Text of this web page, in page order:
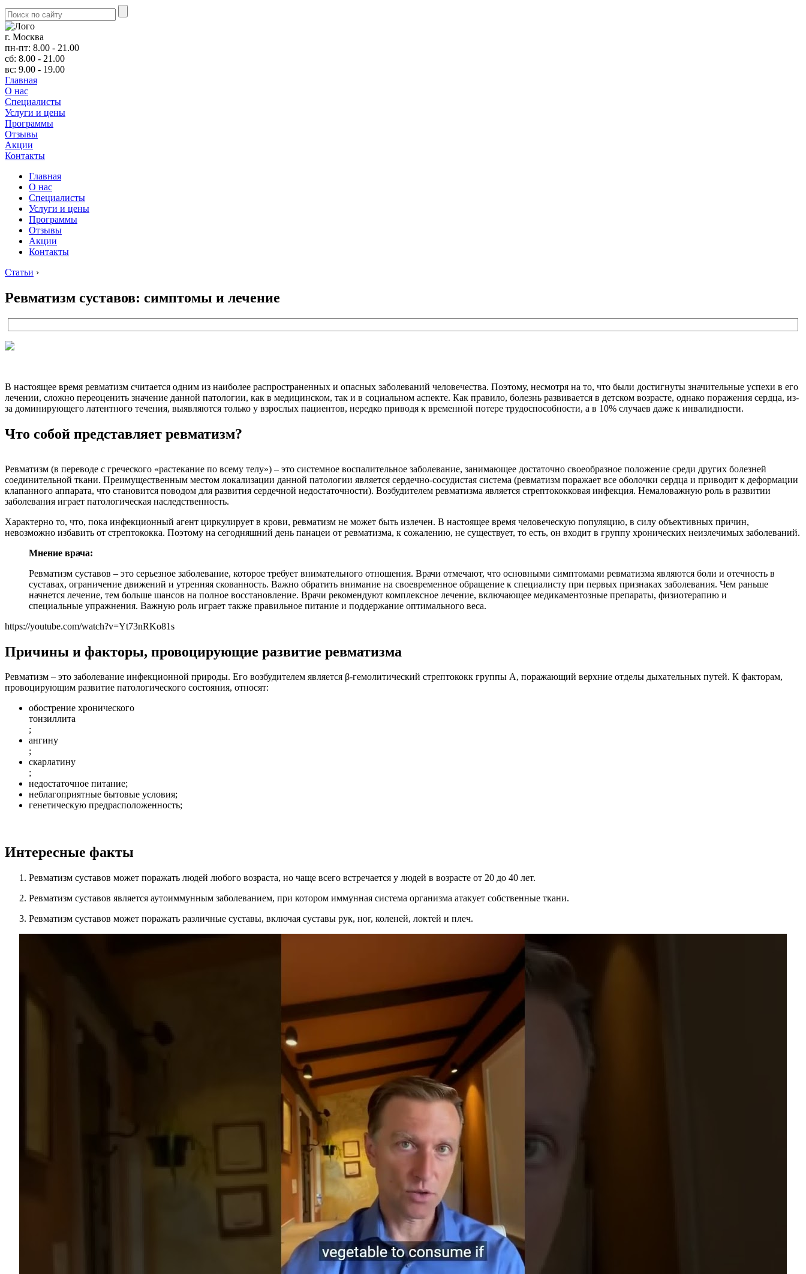
г. Москва
пн-пт: 8.00 - 21.00
сб: 8.00 - 21.00
вс: 9.00 - 19.00
Главная
О нас
Cпециалисты
Услуги и цены
Программы
Отзывы
Акции
Контакты
Главная
О нас
Cпециалисты
Услуги и цены
Программы
Отзывы
Акции
Контакты
Статьи ›
Ревматизм суставов: симптомы и лечение
В настоящее время ревматизм считается одним из наиболее распространенных и опасных заболеваний человечества. Поэтому, несмотря на то, что были достигнуты значительные успехи в его
лечении, сложно переоценить значение данной патологии, как в медицинском, так и в социальном аспекте. Как правило, болезнь развивается в детском возрасте, однако поражения сердца, из-
за доминирующего латентного течения, выявляются только у взрослых пациентов, нередко приводя к временной потере трудоспособности, а в 10% случаев даже к инвалидности.
Что собой представляет ревматизм?
Ревматизм (в переводе с греческого «растекание по всему телу») – это системное воспалительное заболевание, занимающее достаточно своеобразное положение среди других болезней
соединительной ткани. Преимущественным местом локализации данной патологии является сердечно-сосудистая система (ревматизм поражает все оболочки сердца и приводит к деформации
клапанного аппарата, что становится поводом для развития сердечной недостаточности). Возбудителем ревматизма является стрептококковая инфекция. Немаловажную роль в развитии
заболевания играет патологическая наследственность.
Характерно то, что, пока инфекционный агент циркулирует в крови, ревматизм не может быть излечен. В настоящее время человеческую популяцию, в силу объективных причин,
невозможно избавить от стрептококка. Поэтому на сегодняшний день панацеи от ревматизма, к сожалению, не существует, то есть, он входит в группу хронических неизлечимых заболеваний.
Мнение врача:
Ревматизм суставов – это серьезное заболевание, которое требует внимательного отношения. Врачи отмечают, что основными симптомами ревматизма являются боли и отечность в
суставах, ограничение движений и утренняя скованность. Важно обратить внимание на своевременное обращение к специалисту при первых признаках заболевания. Чем раньше
начнется лечение, тем больше шансов на полное восстановление. Врачи рекомендуют комплексное лечение, включающее медикаментозные препараты, физиотерапию и
специальные упражнения. Важную роль играет также правильное питание и поддержание оптимального веса.
https://youtube.com/watch?v=Yt73nRKo81s
Причины и факторы, провоцирующие развитие ревматизма
Ревматизм – это заболевание инфекционной природы. Его возбудителем является β-гемолитический стрептококк группы А, поражающий верхние отделы дыхательных путей. К факторам,
провоцирующим развитие патологического состояния, относят:
обострение хронического
тонзиллита
;
ангину
;
скарлатину
;
недостаточное питание;
неблагоприятные бытовые условия;
генетическую предрасположенность;
Интересные факты
Ревматизм суставов может поражать людей любого возраста, но чаще всего встречается у людей в возрасте от 20 до 40 лет.
Ревматизм суставов является аутоиммунным заболеванием, при котором иммунная система организма атакует собственные ткани.
Ревматизм суставов может поражать различные суставы, включая суставы рук, ног, коленей, локтей и плеч.